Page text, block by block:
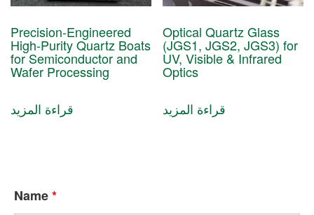
Optical Quartz Glass
(JGS1, JGS2, JGS3) for
UV, Visible & Infrared
Optics
قراءة المزيد
Precision-Engineered
High-Purity Quartz Boats
for Semiconductor and
Wafer Processing
قراءة المزيد
Name*